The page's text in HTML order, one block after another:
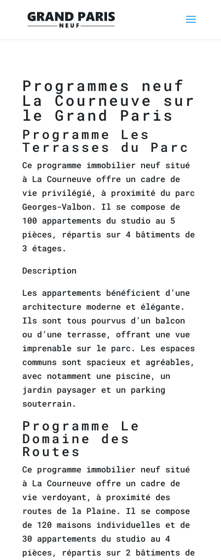
Programmes neuf
La Courneuve sur
le Grand Paris
Programme Les
Terrasses du Parc
Ce programme immobilier neuf situé
à La Courneuve offre un cadre de
vie privilégié, à proximité du parc
Georges-Valbon. Il se compose de
100 appartements du studio au 5
pièces, répartis sur 4 bâtiments de
3 étages.
Description
Les appartements bénéficient d’une
architecture moderne et élégante.
Ils sont tous pourvus d’un balcon
ou d’une terrasse, offrant une vue
imprenable sur le parc. Les espaces
communs sont spacieux et agréables,
avec notamment une piscine, un
jardin paysager et un parking
souterrain.
Programme Le
Domaine des
Routes
Ce programme immobilier neuf situé
à La Courneuve offre un cadre de
vie verdoyant, à proximité des
routes de la Plaine. Il se compose
de 120 maisons individuelles et de
30 appartements du studio au 4
pièces, répartis sur 2 bâtiments de